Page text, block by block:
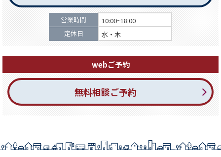
営業時間
10:00~18:00
定休日
水・木
webご予約
無料相談ご予約